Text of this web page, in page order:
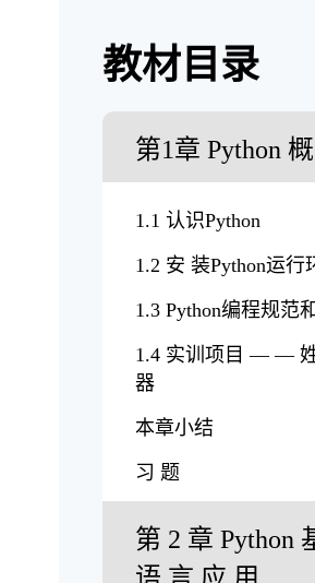
教材目录
第1章 Python
1.1 认识Python
1.2 安 装Python运行
1.3 Python编程规范
1.4 实训项目 — —
器
本章小结
习 题
第 2 章 Python